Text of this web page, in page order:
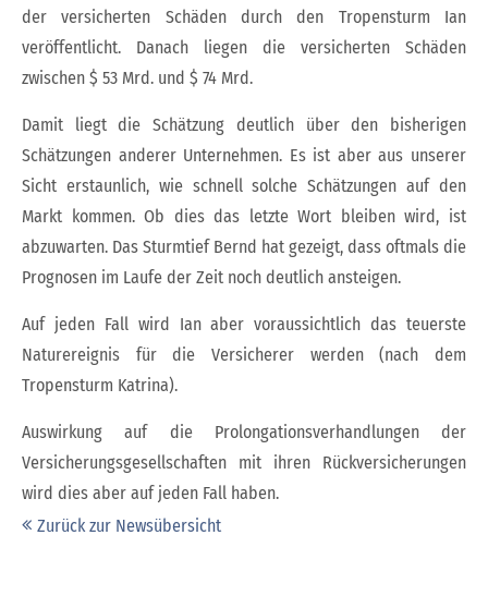
der versicherten Schäden durch den Tropensturm Ian
veröffentlicht. Danach liegen die versicherten Schäden
zwischen $ 53 Mrd. und $ 74 Mrd.
Damit liegt die Schätzung deutlich über den bisherigen
Schätzungen anderer Unternehmen. Es ist aber aus unserer
Sicht erstaunlich, wie schnell solche Schätzungen auf den
Markt kommen. Ob dies das letzte Wort bleiben wird, ist
abzuwarten. Das Sturmtief Bernd hat gezeigt, dass oftmals die
Prognosen im Laufe der Zeit noch deutlich ansteigen.
Auf jeden Fall wird Ian aber voraussichtlich das teuerste
Naturereignis für die Versicherer werden (nach dem
Tropensturm Katrina).
Auswirkung auf die Prolongationsverhandlungen der
Versicherungsgesellschaften mit ihren Rückversicherungen
wird dies aber auf jeden Fall haben.
Zurück zur Newsübersicht